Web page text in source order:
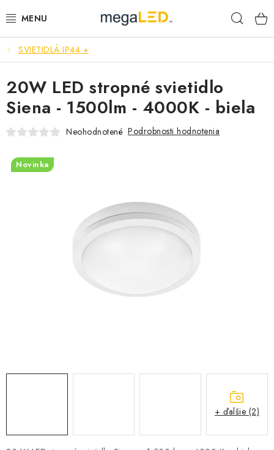
na
PRIEMYSEL
SVIETIDLÁ
ŽIAROVKY A TRUBICE
SAMSUNG SVIETIDLÁ
OBCHODNÉ PODMIENKY
O NÁS - MEGALED & JANTON ZÁKAMENNÉ
SVIETIDLÁ IP44 +
20W LED stropné svietidlo
Siena - 1500lm - 4000K - biela
Neohodnotené Podrobnosti hodnotenia
Novinka
+ ďalšie (2)